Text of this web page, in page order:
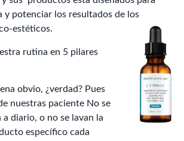
y potenciar los resultados de los
estéticos.
rutina en 5 pilares
obvio, ¿verdad? Pues
nuestras paciente No se
a diario, o no se lavan la
específico cada